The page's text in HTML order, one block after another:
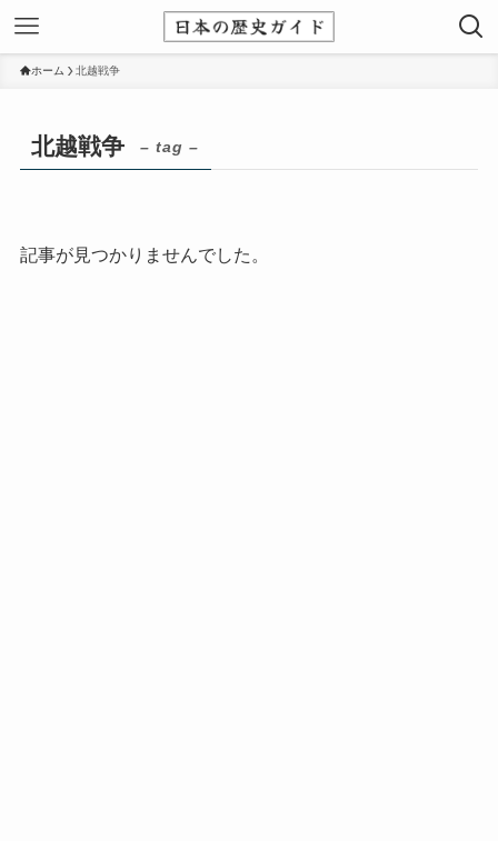
ホーム 北越戦争
北越戦争 – tag –
記事が見つかりませんでした。